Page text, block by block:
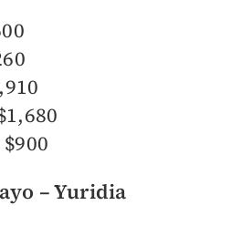
– Yuridia